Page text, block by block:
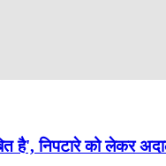
है', निपटारे को लेकर